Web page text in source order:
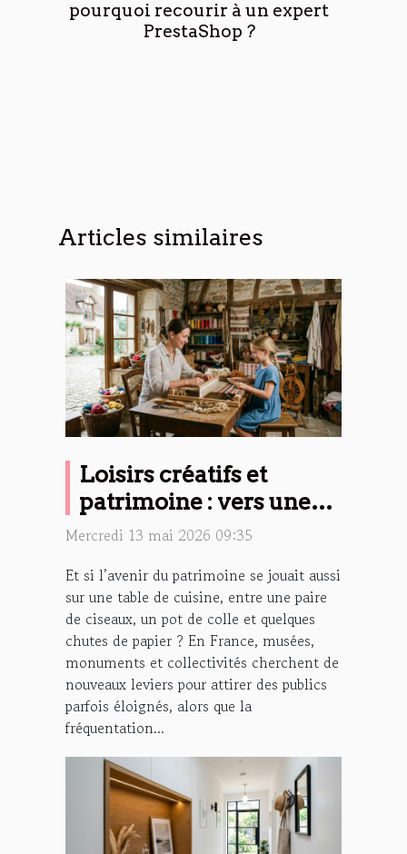
pourquoi recourir à un expert
PrestaShop ?
Articles similaires
Loisirs créatifs et
patrimoine : vers une
nouvelle identité
Mercredi 13 mai 2026 09:35
Et si l’avenir du patrimoine se jouait aussi
sur une table de cuisine, entre une paire
de ciseaux, un pot de colle et quelques
chutes de papier ? En France, musées,
monuments et collectivités cherchent de
nouveaux leviers pour attirer des publics
parfois éloignés, alors que la
fréquentation...